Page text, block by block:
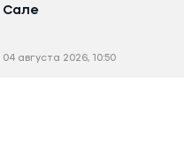
Сале
04 августа 2026, 10:50